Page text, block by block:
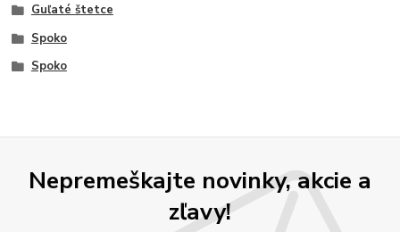
Guľaté štetce
Spoko
Spoko
Nepremeškajte novinky, akcie a
zľavy!